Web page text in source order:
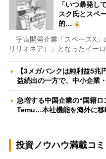
「いつ暴発し
スク氏とスペ
的…
宇宙開発企業「スペースX」
リリオネア）」となったイー
【3メガバンクは純利益5
益続出の一方で、中小企業
急増する中国企業の“国籍
Temu…本社機能を海外に
投資ノウハウ満載コ